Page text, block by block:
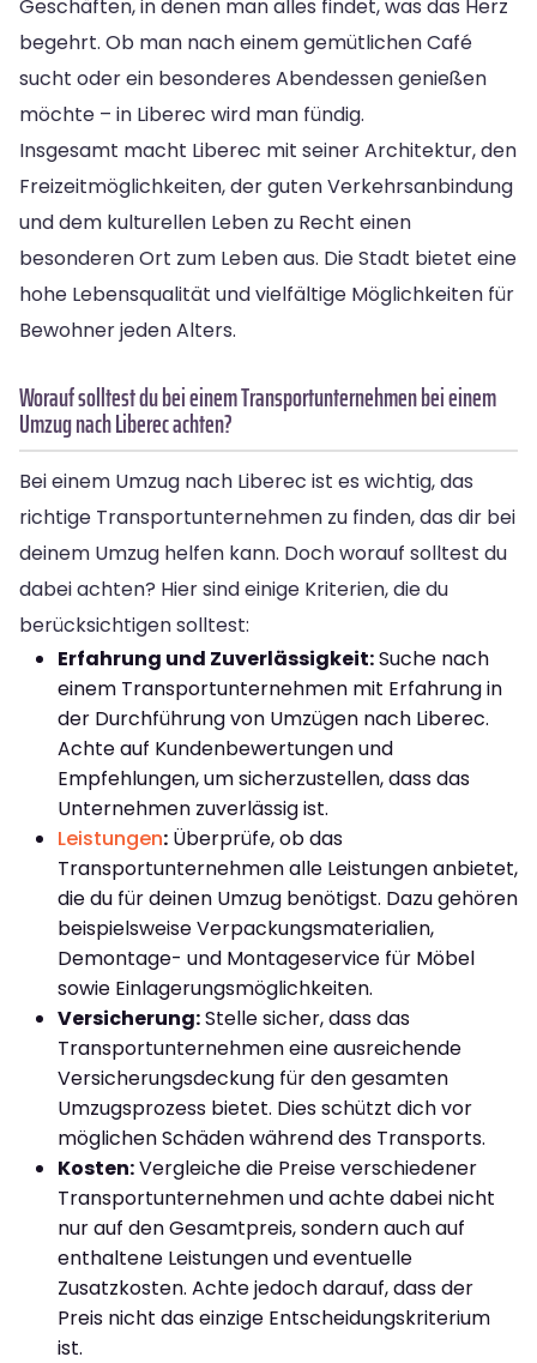
Geschäften, in denen man alles findet, was das Herz
begehrt. Ob man nach einem gemütlichen Café
sucht oder ein besonderes Abendessen genießen
möchte – in Liberec wird man fündig.
Insgesamt macht Liberec mit seiner Architektur, den
Freizeitmöglichkeiten, der guten Verkehrsanbindung
und dem kulturellen Leben zu Recht einen
besonderen Ort zum Leben aus. Die Stadt bietet eine
hohe Lebensqualität und vielfältige Möglichkeiten für
Bewohner jeden Alters.
Worauf solltest du bei einem Transportunternehmen bei einem
Umzug nach Liberec achten?
Bei einem Umzug nach Liberec ist es wichtig, das
richtige Transportunternehmen zu finden, das dir bei
deinem Umzug helfen kann. Doch worauf solltest du
dabei achten? Hier sind einige Kriterien, die du
berücksichtigen solltest:
Erfahrung und Zuverlässigkeit:Suche nach
einem Transportunternehmen mit Erfahrung in
der Durchführung von Umzügen nach Liberec.
Achte auf Kundenbewertungen und
Empfehlungen, um sicherzustellen, dass das
Unternehmen zuverlässig ist.
Leistungen: Überprüfe, ob das
Transportunternehmen alle Leistungen anbietet,
die du für deinen Umzug benötigst. Dazu gehören
beispielsweise Verpackungsmaterialien,
Demontage- und Montageservice für Möbel
sowie Einlagerungsmöglichkeiten.
Versicherung:Stelle sicher, dass das
Transportunternehmen eine ausreichende
Versicherungsdeckung für den gesamten
Umzugsprozess bietet. Dies schützt dich vor
möglichen Schäden während des Transports.
Kosten:Vergleiche die Preise verschiedener
Transportunternehmen und achte dabei nicht
nur auf den Gesamtpreis, sondern auch auf
enthaltene Leistungen und eventuelle
Zusatzkosten. Achte jedoch darauf, dass der
Preis nicht das einzige Entscheidungskriterium
ist.